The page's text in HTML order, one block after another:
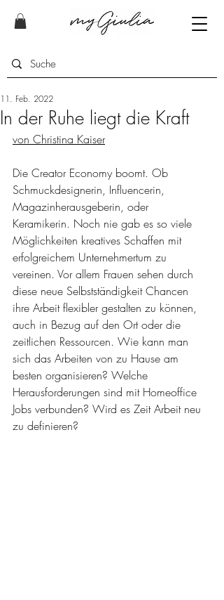
In der Ruhe liegt die Kraft
11. Feb. 2022
von Christina Kaiser
Die Creator Economy boomt. Ob
Schmuckdesignerin, Influencerin,
Magazinherausgeberin, oder
Keramikerin. Noch nie gab es so viele
Möglichkeiten kreatives Schaffen mit
erfolgreichem Unternehmertum zu
vereinen. Vor allem Frauen sehen durch
diese neue Selbstständigkeit Chancen
ihre Arbeit flexibler gestalten zu können,
auch in Bezug auf den Ort oder die
zeitlichen Ressourcen. Wie kann man
sich das Arbeiten von zu Hause am
besten organisieren? Welche
Herausforderungen sind mit Homeoffice
Jobs verbunden? Wird es Zeit Arbeit neu
zu definieren?